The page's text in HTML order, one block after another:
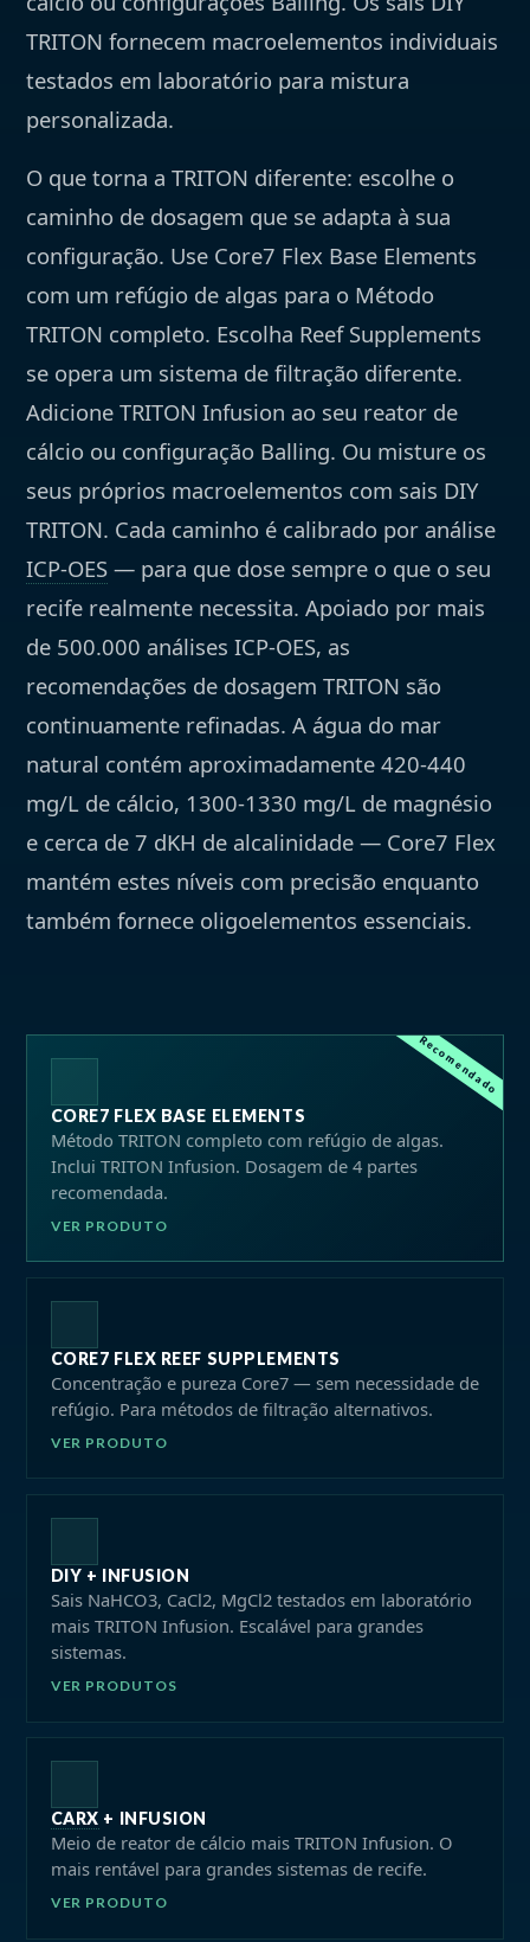
TRITON fornecem macroelementos individuais
testados em laboratório para mistura
personalizada.
O que torna a TRITON diferente: escolhe o
caminho de dosagem que se adapta à sua
configuração. Use Core7 Flex Base Elements
com um refúgio de algas para o Método
TRITON completo. Escolha Reef Supplements
se opera um sistema de filtração diferente.
Adicione TRITON Infusion ao seu reator de
cálcio ou configuração Balling. Ou misture os
seus próprios macroelementos com sais DIY
TRITON. Cada caminho é calibrado por análise
ICP-OES — para que dose sempre o que o seu
recife realmente necessita. Apoiado por mais
de 500.000 análises ICP-OES, as
recomendações de dosagem TRITON são
continuamente refinadas. A água do mar
natural contém aproximadamente 420-440
mg/L de cálcio, 1300-1330 mg/L de magnésio
e cerca de 7 dKH de alcalinidade — Core7 Flex
mantém estes níveis com precisão enquanto
também fornece oligoelementos essenciais.
Recomendado
CORE7 FLEX BASE ELEMENTS
Método TRITON completo com refúgio de algas.
Inclui TRITON Infusion. Dosagem de 4 partes
recomendada.
VER PRODUTO
CORE7 FLEX REEF SUPPLEMENTS
Concentração e pureza Core7 — sem necessidade de
refúgio. Para métodos de filtração alternativos.
VER PRODUTO
DIY + INFUSION
Sais NaHCO3, CaCl2, MgCl2 testados em laboratório
mais TRITON Infusion. Escalável para grandes
sistemas.
VER PRODUTOS
CARX + INFUSION
Meio de reator de cálcio mais TRITON Infusion. O
mais rentável para grandes sistemas de recife.
VER PRODUTO